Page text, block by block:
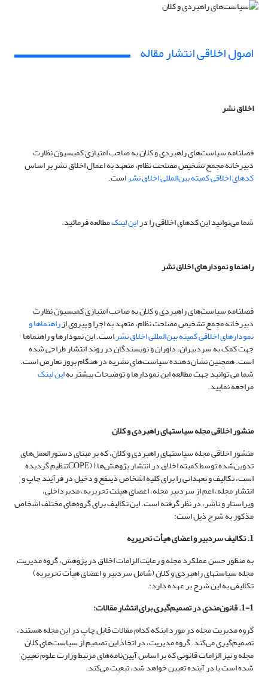
اصول اخلاقی انتشار مقاله
اخلاق نشر
فصلنامه سیاست‌های راهبردی و کلان به صاحب امتیازی کمیسیون نظارت
دبیرخانه مجمع تشخیص مصلحت نظام، متعهد به اعمال اخلاق نشر بر اساس
کدهای اخلاقی کمیته بین‌المللی اخلاق نشراست.
شما می‌توانید این کدهای اخلاقی را دراین لینکمطالعه فرمائید.
راهنما و نمودارهای اخلاق نشر
فصلنامه سیاست‌های راهبردی و کلان به صاحب امتیازی کمیسیون نظارت
دبیرخانه مجمع تشخیص مصلحت نظام، متعهد به اجرا و پیروی ازراهنماها و
نمودارهای اخلاقی کمیته بین‌المللی اخلاق نشراست. این نمودارها و راهنماها
جهت کمک به سردبیران، داوران و نویسندگان در روند انتشار طراحی شده
است. همچنین نشان‌دهنده سیاست‌های نشریه در هنگام بروز تعارض است.
شما می توانید جهت مطالعه این نمودارها و توضیحات بیشتر بهاین لینک
مراجعه نمایید.
منشور اخلاقی مجله سیاستهای راهبردی و کلان
منشور اخلاقی مجله سیاستهای راهبردی و کلان، که بر مبنای دستورالعمل‌های
تدوین‌شده توسط کمیته اخلاق در انتشار پژوهش‌ها (COPE)تنظیم گردیده
است، ‌تکالیف و تعهداتی را برای کلیه اشخاص ذینفع و دخیل در فرآیند چاپ و
انتشار مجله، اعم از سردبیر مجله، اعضای هیئت تحریریه، مدیرداخلی،
ویراستار و ناشر، در نظر گرفته است. این تکالیف برای گروه‌های مختلف اشخاص
مذکور به شرح ذیل است:
1. تکالیف سردبیر و اعضای هیأت تحریریه
به منظور حسن عملکرد مجله و رعایت الزامات اخلاق در پژوهش، گروه مدیریت
مجله سیاستهای راهبردی و کلان (شامل سردبیر و اعضای هیأت تحریریه)
تکالیفی به این شرح بر عهده دارد:
1-1. قانون‌مندی در تصمیم‌گیری برای انتشار مقالات:
گروه مدیریت مجله در مورد اینکه کدام مقالات قابل چاپ در این مجله هستند،
تصمیم‌گیری می‌کند. گروه مدیریت، در اتخاذ این تصمیم از سیاست‌های کلان
مجله و نیز الزامات قانونی که بر اساس آیین‌نامه‌های مرتبط وزارت علوم تعیین
شده است یا در آینده تعیین خواهد شد، تبعیت می‌کند.